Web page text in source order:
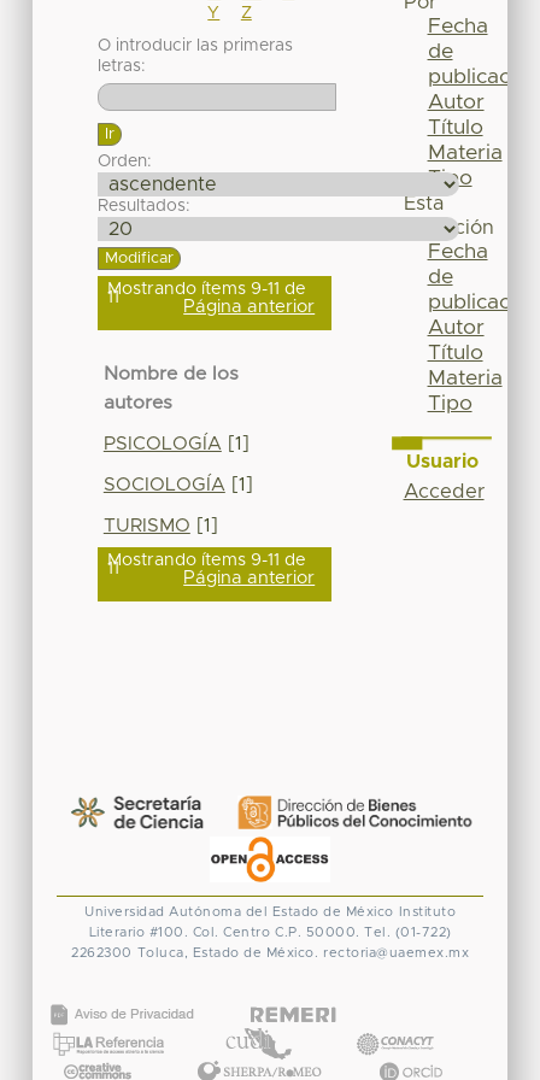
Y
Z
O introducir las primeras
letras:
Orden:
Resultados:
Mostrando ítems 9-11 de
11 Página anterior
Nombre de los
autores
PSICOLOGÍA [1]
SOCIOLOGÍA [1]
TURISMO [1]
Mostrando ítems 9-11 de
11 Página anterior
Fecha
de
publicación
Autor
Título
Materia
Tipo
Esta
colección
Fecha
de
publicación
Autor
Título
Materia
Tipo
Usuario
Acceder
Universidad Autónoma del Estado de México
Instituto
Literario #100. Col. Centro C.P. 50000. Tel. (01-722)
2262300 Toluca, Estado de México. rectoria@uaemex.mx